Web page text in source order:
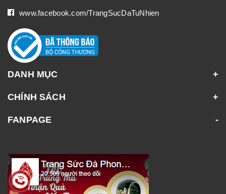
www.facebook.com/TrangSucDaTuNhien
DANH MỤC
CHÍNH SÁCH
FANPAGE